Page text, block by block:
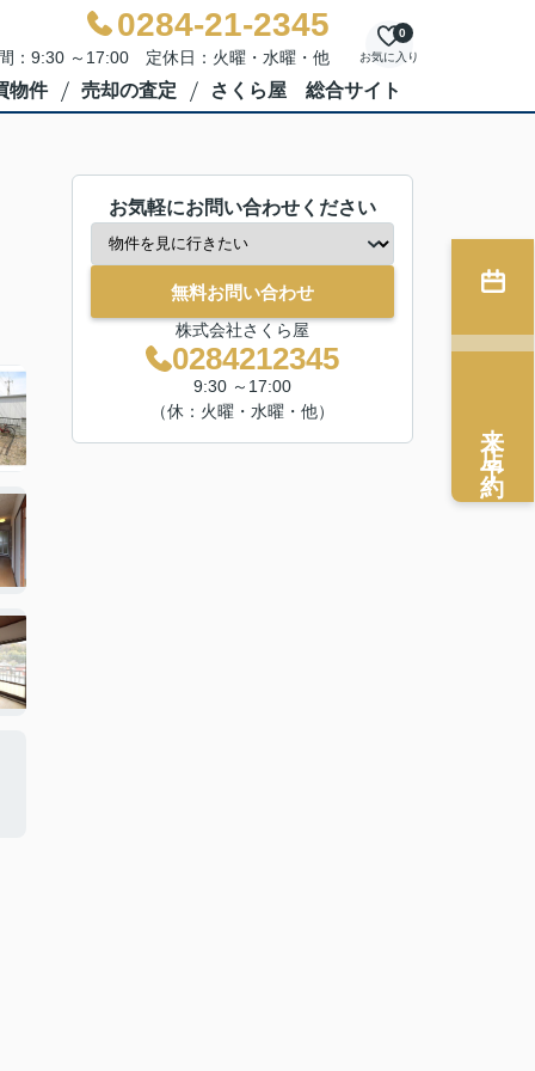
0284-21-2345
：9:30 ～17:00 定休日：火曜・水曜・他 お気に入り
0
物件 売却の査定 さくら屋 総合サイト
お気軽にお問い合わせください
無料お問い合わせ
株式会社さくら屋
0284212345
9:30 ～17:00
（休：火曜・水曜・他）
来店予約